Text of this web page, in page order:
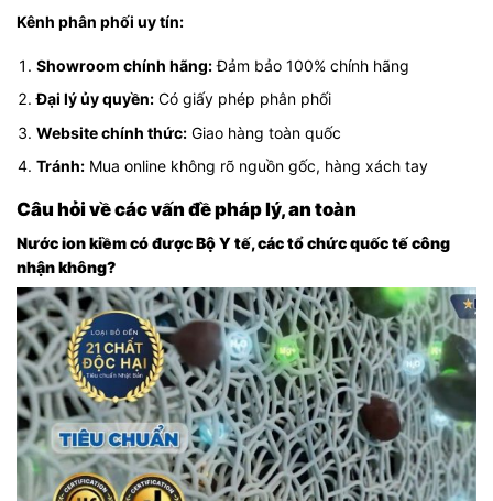
Kênh phân phối uy tín:
Showroom chính hãng:Đảm bảo 100% chính hãng
Đại lý ủy quyền: Có giấy phép phân phối
Website chính thức: Giao hàng toàn quốc
Tránh: Mua online không rõ nguồn gốc, hàng xách tay
Câu hỏi về các vấn đề pháp lý, an toàn
Nước ion kiềm có được Bộ Y tế, các tổ chức quốc tế công
nhận không?